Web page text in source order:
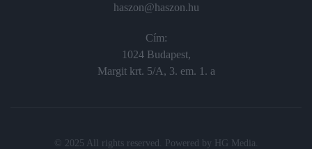
haszon@haszon.hu
Cím:
1024 Budapest,
Margit krt. 5/A, 3. em. 1. a
© 2025 All rights reserved. Powered by HG Media